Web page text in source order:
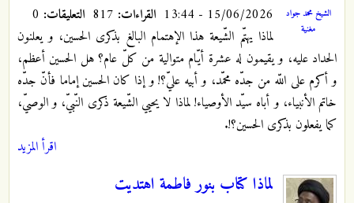
الشيخ محمد جواد
مغنية
15/06/2026 - 13:44 القراءات: التعليقات:
لماذا يهتّم الشّيعة هذا الإهتمام البالغ بذكرى الحسين، و يعلنون
الحداد عليه، و يقيمون له عشرة أيّام متوالية من كلّ عام؟ هل الحسين أعظم،
و أكرم على اللّه من جدّه محمّد، و أبيه عليّ؟! و إذا كان الحسين إماما فأنّ جدّه
خاتم الأنبياء، و أباه سيّد الأوصياء! لماذا لا يحيي الشّيعة ذكرى النّبيّ، و الوصيّ،
كما يفعلون بذكرى الحسين؟!.
اقرأ المزيد
لماذا كتاب بنور فاطمة اهتديت